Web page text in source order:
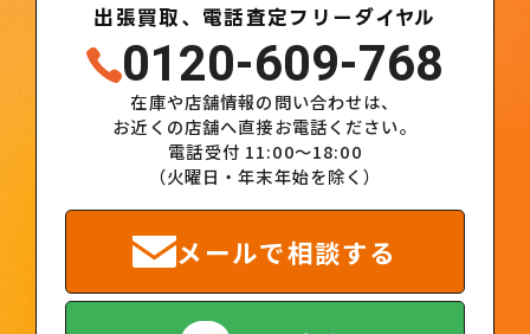
出張買取、電話査定フリーダイヤル
0120-609-768
在庫や店舗情報の問い合わせは、
お近くの店舗へ直接お電話ください。
電話受付 11:00～18:00
（火曜日・年末年始を除く）
メールで相談する